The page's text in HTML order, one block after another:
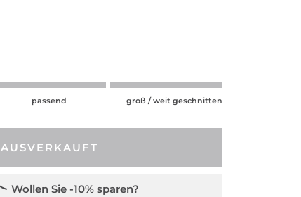
passend groß / weit geschnitten
AUSVERKAUFT
Wollen Sie -10% sparen?